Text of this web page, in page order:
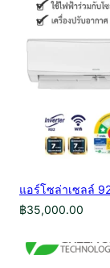
แอร์โซล่าเซลล์
฿35,000.00